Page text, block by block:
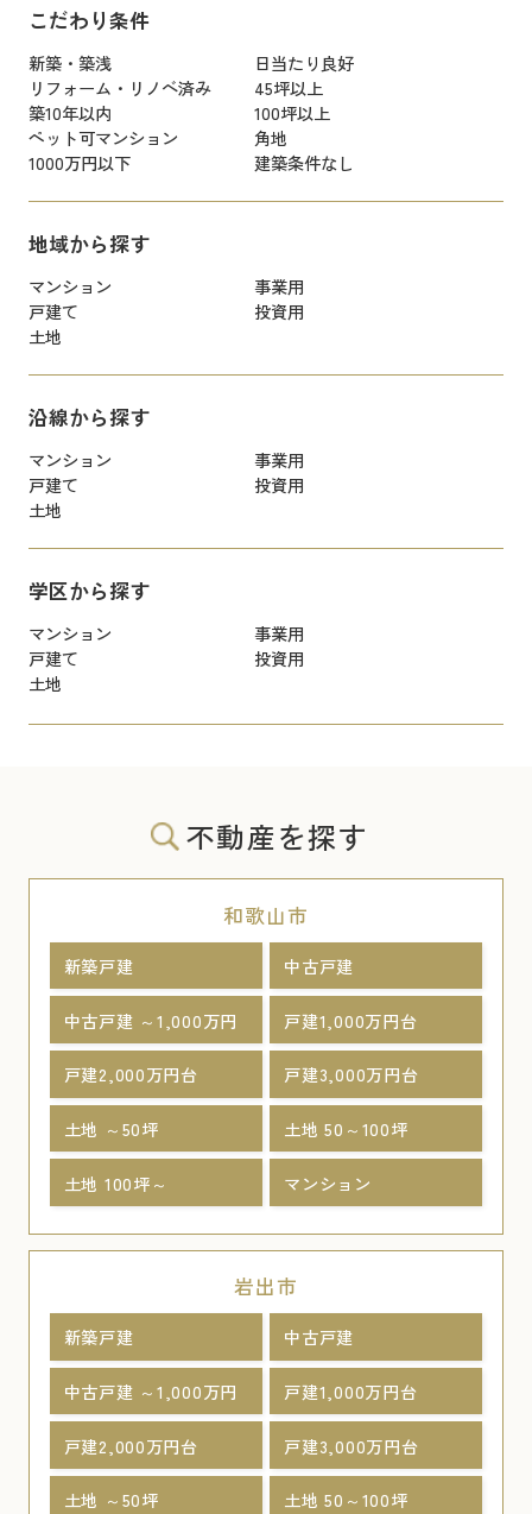
こだわり条件
新築・築浅
日当たり良好
リフォーム・リノベ済み
45坪以上
築10年以内
100坪以上
ペット可マンション
角地
1000万円以下
建築条件なし
地域から探す
マンション
事業用
戸建て
投資用
土地
沿線から探す
マンション
事業用
戸建て
投資用
土地
学区から探す
マンション
事業用
戸建て
投資用
土地
不動産を探す
和歌山市
新築戸建 中古戸建
中古戸建 ～1,000万円 戸建1,000万円台
戸建2,000万円台 戸建3,000万円台
土地 ～50坪 土地 50～100坪
土地 100坪～ マンション
岩出市
新築戸建 中古戸建
中古戸建 ～1,000万円 戸建1,000万円台
戸建2,000万円台 戸建3,000万円台
土地 ～50坪 土地 50～100坪